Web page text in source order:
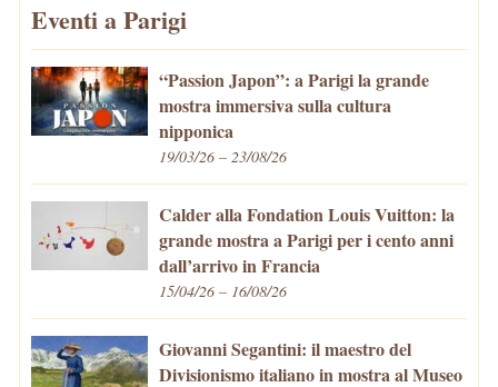
Eventi a Parigi
“Passion Japon”: a Parigi la grande
mostra immersiva sulla cultura
nipponica
19/03/26 – 23/08/26
Calder alla Fondation Louis Vuitton: la
grande mostra a Parigi per i cento anni
dall’arrivo in Francia
15/04/26 – 16/08/26
Giovanni Segantini: il maestro del
Divisionismo italiano in mostra al Museo